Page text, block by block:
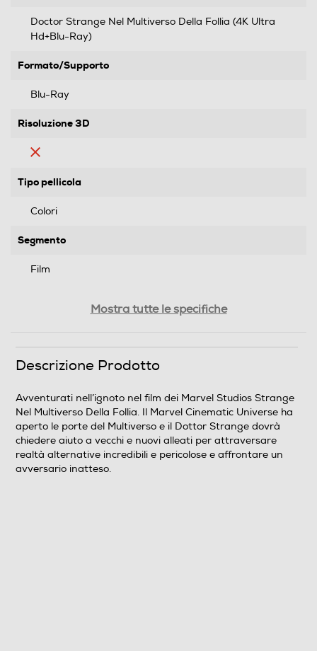
Doctor Strange Nel Multiverso Della Follia (4K Ultra
Hd+Blu-Ray)
Formato/Supporto
Blu-Ray
Risoluzione 3D
Tipo pellicola
Colori
Segmento
Film
Sistema TV
Pal
Area Geografica del articolo
Mostra tutte le specifiche
Descrizione Prodotto
Avventurati nell’ignoto nel film dei Marvel Studios Strange
Nel Multiverso Della Follia. Il Marvel Cinematic Universe ha
aperto le porte del Multiverso e il Dottor Strange dovrà
chiedere aiuto a vecchi e nuovi alleati per attraversare
realtà alternative incredibili e pericolose e affrontare un
avversario inatteso.